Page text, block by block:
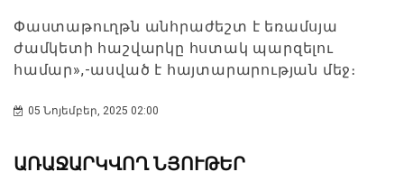
Փաստաթուղթն անհրաժեշտ է եռամսյա
ժամկետի հաշվարկը հստակ պարզելու
համար»,-ասված է հայտարարության մեջ։
05 Նոյեմբեր, 2025 02:00
ԱՌԱՋԱՐԿՎՈՂ ՆՅՈՒԹԵՐ